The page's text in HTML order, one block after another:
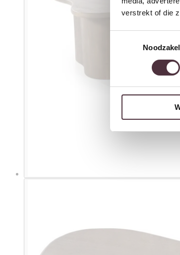
verstrekt of die